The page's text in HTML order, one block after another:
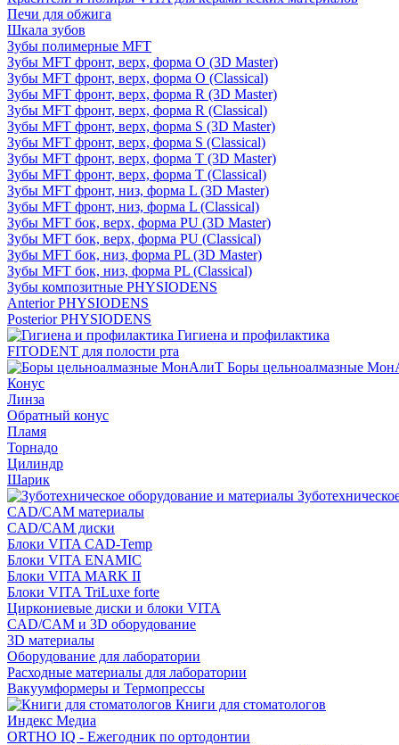
Печи для обжига
Шкала зубов
Зубы полимерные MFT
Зубы MFT фронт, верх, форма O (3D Master)
Зубы MFT фронт, верх, форма O (Classical)
Зубы MFT фронт, верх, форма R (3D Master)
Зубы MFT фронт, верх, форма R (Classical)
Зубы MFT фронт, верх, форма S (3D Master)
Зубы MFT фронт, верх, форма S (Classical)
Зубы MFT фронт, верх, форма T (3D Master)
Зубы MFT фронт, верх, форма T (Classical)
Зубы MFT фронт, низ, форма L (3D Master)
Зубы MFT фронт, низ, форма L (Classical)
Зубы MFT бок, верх, форма PU (3D Master)
Зубы MFT бок, верх, форма PU (Classical)
Зубы MFT бок, низ, форма PL (3D Master)
Зубы MFT бок, низ, форма PL (Classical)
Зубы композитные PHYSIODENS
Anterior PHYSIODENS
Posterior PHYSIODENS
Гигиена и профилактика
FITODENT для полости рта
Боры цельноалмазные
Конус
Линза
Обратный конус
Пламя
Торнадо
Цилиндр
Шарик
CAD/CAM материалы
CAD/CAM диски
Блоки VITA CAD-Temp
Блоки VITA ENAMIC
Блоки VITA MARK II
Блоки VITA TriLuxe forte
Циркониевые диски и блоки VITA
CAD/CAM и 3D оборудование
3D материалы
Оборудование для лаборатории
Расходные материалы для лаборатории
Вакуумформеры и Термопрессы
Книги для стоматологов
Индекс Медиа
ORTHO IQ - Ежегодник по ортодонтии